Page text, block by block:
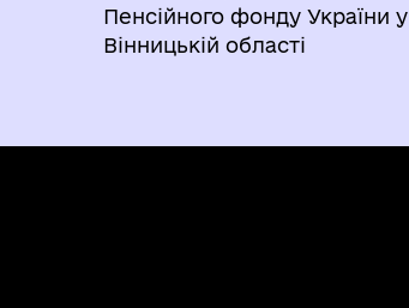
Пенсійного фонду України у
Вінницькій області